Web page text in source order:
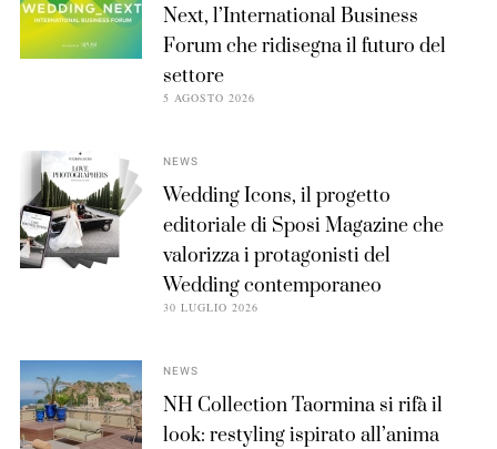
Next, l’International Business
Forum che ridisegna il futuro del
settore
5 AGOSTO 2026
NEWS
Wedding Icons, il progetto
editoriale di Sposi Magazine che
valorizza i protagonisti del
Wedding contemporaneo
30 LUGLIO 2026
NEWS
NH Collection Taormina si rifà il
look: restyling ispirato all’anima